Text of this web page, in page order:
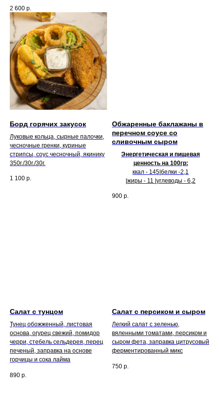
2 600 р.
Борд горячих закусок
Луковые кольца, сырные палочки,
чесночные гренки, куриные
стрипсы, соус чесночный, якинику
350г./30г./30г.
1 100 р.
Обжаренные баклажаны в
перечном соусе со
сливочным сыром
Энергетическая и пищевая
ценность на 100гр:
ккал - 145|белки -2,1
|жиры - 11 |углеводы - 6,2
900 р.
Салат с тунцом
Тунец обожженный, листовая
основа, огурец свежий, помидор
черри, стебель сельдерея, перец
печеный, заправка на основе
горчицы и сока лайма
890 р.
Салат с персиком и сыром
Легкий салат с зеленью,
вяленными томатами, персиком и
сыром фета, заправка цитрусовый
ферментированный микс
750 р.